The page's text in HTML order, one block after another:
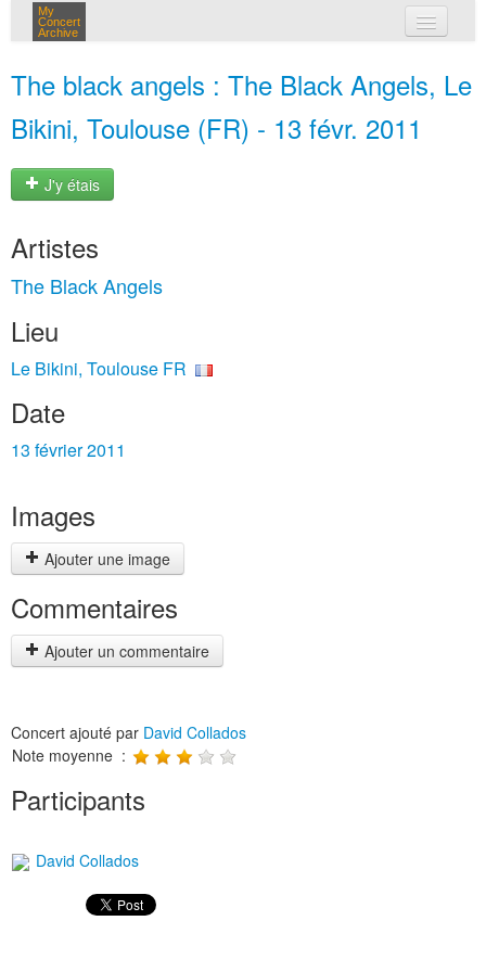
My
Concert
Archive
The black angels : The Black Angels, Le
Bikini, Toulouse (FR) - 13 févr. 2011
J'y étais
Artistes
The Black Angels
Lieu
Le Bikini, Toulouse FR
Date
13 février 2011
Images
Ajouter une image
Commentaires
Ajouter un commentaire
Concert ajouté par David Collados
Note moyenne :
Participants
David Collados